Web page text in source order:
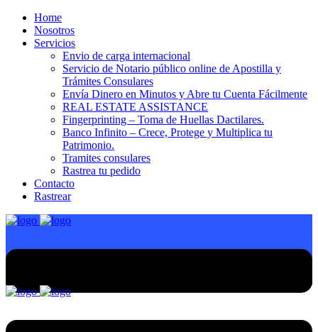
Home
Nosotros
Servicios
Envio de carga internacional
Servicio de Notario público online de Apostilla y
Trámites Consulares
Envía Dinero en Minutos y Abre tu Cuenta Fácilmente
REAL ESTATE ASSISTANCE
Fingerprinting – Toma de Huellas Dactilares.
Banco Infinito – Crece, Protege y Multiplica tu
Patrimonio.
Tramites consulares
Rastrea tu pedido
Contacto
Rastrear